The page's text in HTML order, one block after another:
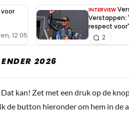
12:05
INTERVIEW
Verstappen:
respect voor"
2
2026
kan! Zet met een druk op de
de button hieronder om hem in de